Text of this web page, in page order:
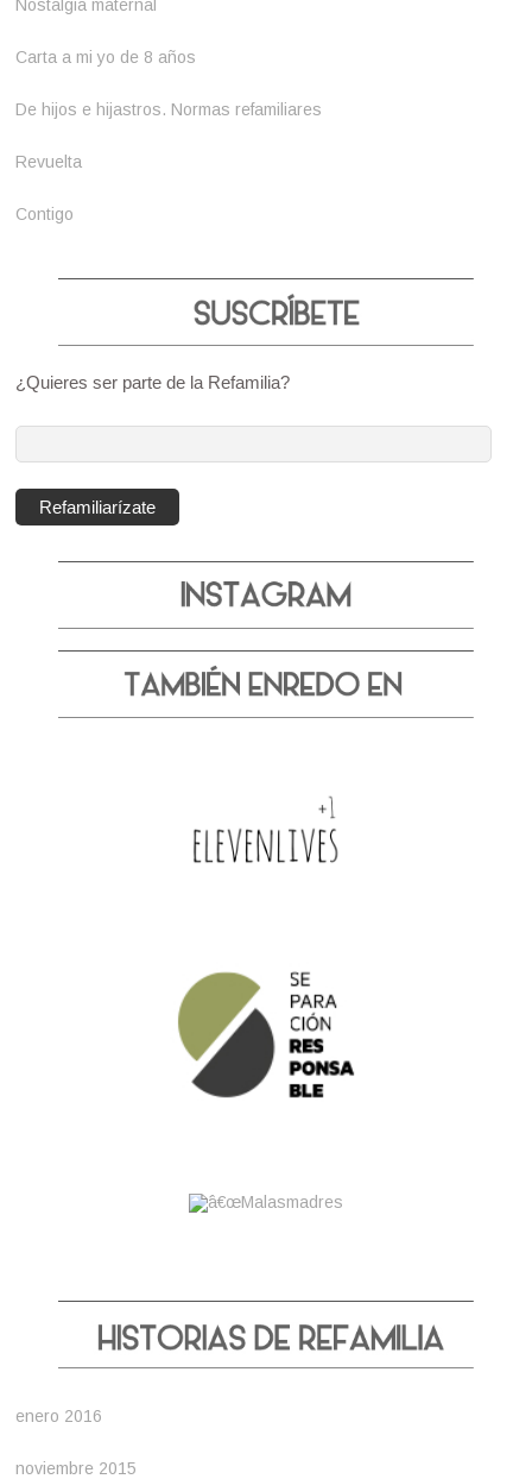
Nostalgia maternal
Carta a mi yo de 8 años
De hijos e hijastros. Normas refamiliares
Revuelta
Contigo
¿Quieres ser parte de la Refamilia?
correo
electrónico:
Refamiliarízate
enero 2016
noviembre 2015